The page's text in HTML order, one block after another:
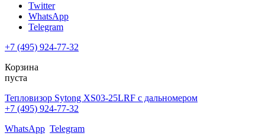
Twitter
WhatsApp
Telegram
+7 (495) 924-77-32
Корзина
пуста
Тепловизор Sytong XS03-25LRF с дальномером
+7 (495) 924-77-32
WhatsApp Telegram